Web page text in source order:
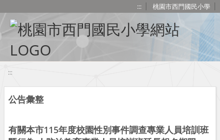
::: 桃園市西門國民小學
:::
公告彙整
有關本市115年度校園性別事件調查專業人員培訓班